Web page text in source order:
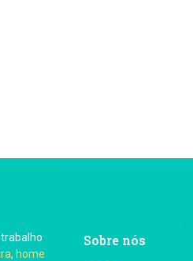
, home
Sobre nós